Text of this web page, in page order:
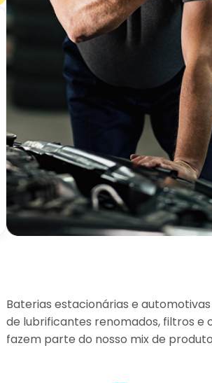
Baterias estacionárias e
de lubrificantes renomados, filtros
fazem parte do nosso mix de